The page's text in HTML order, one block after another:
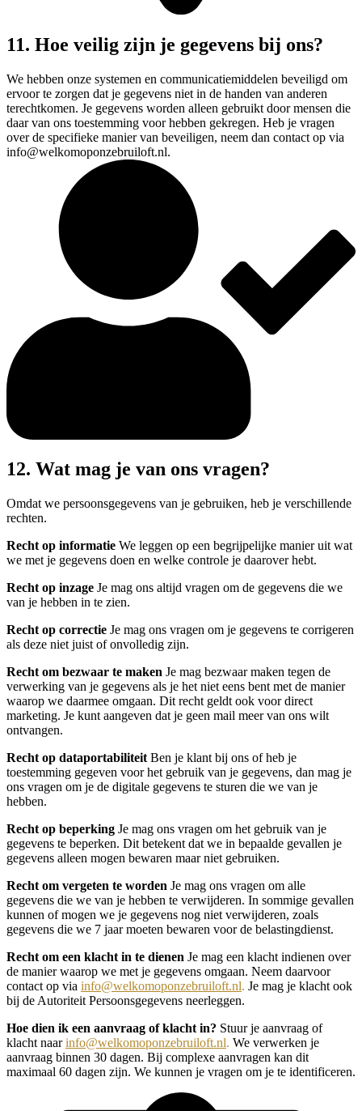
11. Hoe veilig zijn je gegevens bij ons?
We hebben onze systemen en communicatiemiddelen beveiligd om
ervoor te zorgen dat je gegevens niet in de handen van anderen
terechtkomen. Je gegevens worden alleen gebruikt door mensen die
daar van ons toestemming voor hebben gekregen. Heb je vragen
over de specifieke manier van beveiligen, neem dan contact op via
info@welkomoponzebruiloft.nl.
12. Wat mag je van ons vragen?
Omdat we persoonsgegevens van je gebruiken, heb je verschillende
rechten.
Recht op informatie We leggen op een begrijpelijke manier uit wat
we met je gegevens doen en welke controle je daarover hebt.
Recht op inzage Je mag ons altijd vragen om de gegevens die we
van je hebben in te zien.
Recht op correctie Je mag ons vragen om je gegevens te corrigeren
als deze niet juist of onvolledig zijn.
Recht om bezwaar te maken Je mag bezwaar maken tegen de
verwerking van je gegevens als je het niet eens bent met de manier
waarop we daarmee omgaan. Dit recht geldt ook voor direct
marketing. Je kunt aangeven dat je geen mail meer van ons wilt
ontvangen.
Recht op dataportabiliteit Ben je klant bij ons of heb je
toestemming gegeven voor het gebruik van je gegevens, dan mag je
ons vragen om je de digitale gegevens te sturen die we van je
hebben.
Recht op beperking Je mag ons vragen om het gebruik van je
gegevens te beperken. Dit betekent dat we in bepaalde gevallen je
gegevens alleen mogen bewaren maar niet gebruiken.
Recht om vergeten te worden Je mag ons vragen om alle
gegevens die we van je hebben te verwijderen. In sommige gevallen
kunnen of mogen we je gegevens nog niet verwijderen, zoals
gegevens die we 7 jaar moeten bewaren voor de belastingdienst.
Recht om een klacht in te dienen Je mag een klacht indienen over
de manier waarop we met je gegevens omgaan. Neem daarvoor
contact op via info@welkomoponzebruiloft.nl. Je mag je klacht ook
bij de Autoriteit Persoonsgegevens neerleggen.
Hoe dien ik een aanvraag of klacht in? Stuur je aanvraag of
klacht naarinfo@welkomoponzebruiloft.nl. We verwerken je
aanvraag binnen 30 dagen. Bij complexe aanvragen kan dit
maximaal 60 dagen zijn. We kunnen je vragen om je te identificeren.